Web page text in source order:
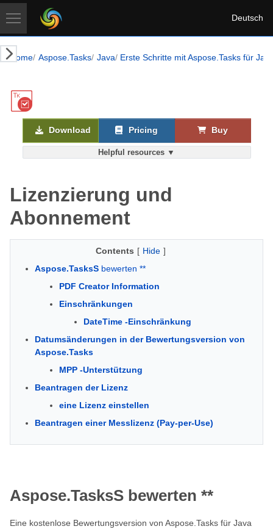
Deutsch
Home Aspose.Tasks Java Erste Schritte mit Aspose.Tasks für
Helpful resources ▼
Download Pricing Buy
Lizenzierung und
Abonnement
Contents [ Hide ]
Aspose.TasksS bewerten **
PDF Creator Information
Einschränkungen
DateTime -Einschränkung
Datumsänderungen in der Bewertungsversion von
Aspose.Tasks
MPP -Unterstützung
Beantragen der Lizenz
eine Lizenz einstellen
Beantragen einer Messlizenz (Pay-per-Use)
Aspose.TasksS bewerten **
Eine kostenlose Bewertungsversion von Aspose.Tasks für Java